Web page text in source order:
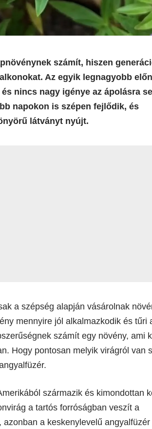
számít, hiszen
Az egyik legnagyobb
nincs nagy igénye az ápolásra
napokon is szépen fejlődik, és
látványt nyújt.
a szépség alapján vásárolnak
mennyire jól alkalmazkodik és tűri
számít egy növény, ami
Hogy pontosan melyik virágról van
származik és kimondottan
a tartós forróságban veszít a
a keskenylevelű angyalfüzér